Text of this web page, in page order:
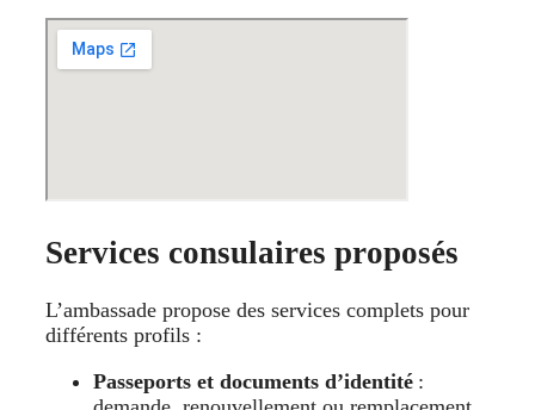
Services consulaires proposés
L’ambassade propose des services complets pour
différents profils :
Passeports et documents d’identité :